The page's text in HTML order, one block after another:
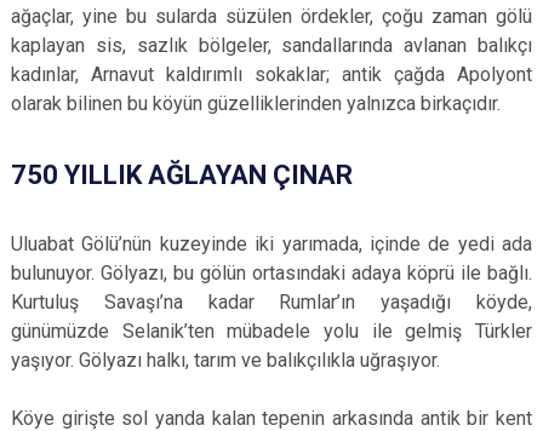
ağaçlar, yine bu sularda süzülen ördekler, çoğu zaman gölü
kaplayan sis, sazlık bölgeler, sandallarında avlanan balıkçı
kadınlar, Arnavut kaldırımlı sokaklar; antik çağda Apolyont
olarak bilinen bu köyün güzelliklerinden yalnızca birkaçıdır.
750 YILLIK AĞLAYAN ÇINAR
Uluabat Gölü’nün kuzeyinde iki yarımada, içinde de yedi ada
bulunuyor. Gölyazı, bu gölün ortasındaki adaya köprü ile bağlı.
Kurtuluş Savaşı’na kadar Rumlar’ın yaşadığı köyde,
günümüzde Selanik’ten mübadele yolu ile gelmiş Türkler
yaşıyor. Gölyazı halkı, tarım ve balıkçılıkla uğraşıyor.
Köye girişte sol yanda kalan tepenin arkasında antik bir kent